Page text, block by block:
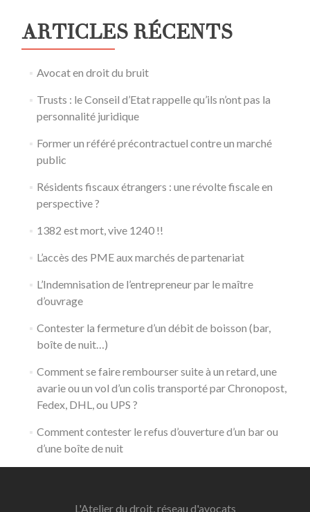
ARTICLES RÉCENTS
Avocat en droit du bruit
Trusts : le Conseil d’Etat rappelle qu’ils n’ont pas la
personnalité juridique
Former un référé précontractuel contre un marché
public
Résidents fiscaux étrangers : une révolte fiscale en
perspective ?
1382 est mort, vive 1240 !!
L’accès des PME aux marchés de partenariat
L’Indemnisation de l’entrepreneur par le maître
d’ouvrage
Contester la fermeture d’un débit de boisson (bar,
boîte de nuit…)
Comment se faire rembourser suite à un retard, une
avarie ou un vol d’un colis transporté par Chronopost,
Fedex, DHL, ou UPS ?
Comment contester le refus d’ouverture d’un bar ou
d’une boîte de nuit
L'Atelier du droit, réseau d'avocats